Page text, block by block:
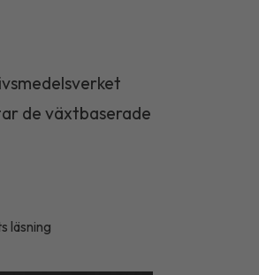
de växtbaserade
läsning